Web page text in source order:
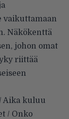
vaikuttamaan
Näkökenttä
johon omat
riittää
Aika kuluu
/ Onko